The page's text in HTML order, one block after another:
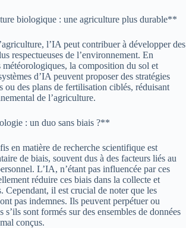
biologique : une agriculture plus durable**
l’IA peut contribuer à développer des
respectueuses de l’environnement. En
météorologiques, la composition du sol et
d’IA peuvent proposer des stratégies
ou des plans de fertilisation ciblés, réduisant
de l’agriculture.
: un duo sans biais ?**
en matière de recherche scientifique est
de biais, souvent dus à des facteurs liés au
L’IA, n’étant pas influencée par ces
réduire ces biais dans la collecte et
Cependant, il est crucial de noter que les
pas indemnes. Ils peuvent perpétuer ou
sont formés sur des ensembles de données
conçus.